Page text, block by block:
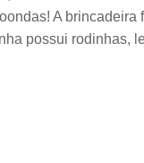
A
possui rodinhas,